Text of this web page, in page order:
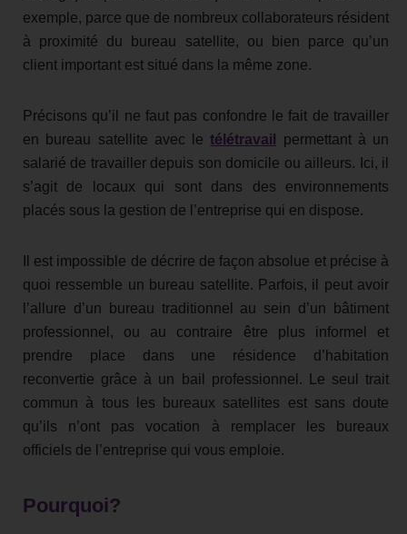
exemple, parce que de nombreux collaborateurs résident
à proximité du bureau satellite, ou bien parce qu’un
client important est situé dans la même zone.
Précisons qu’il ne faut pas confondre le fait de travailler
en bureau satellite avec letélétravail
permettant à un
salarié de travailler depuis son domicile ou ailleurs. Ici, il
s’agit de locaux qui sont dans des environnements
placés sous la gestion de l’entreprise qui en dispose.
Il est impossible de décrire de façon absolue et précise à
quoi ressemble un bureau satellite. Parfois, il peut avoir
l’allure d’un bureau traditionnel au sein d’un bâtiment
professionnel, ou au contraire être plus informel et
prendre place dans une résidence d’habitation
reconvertie grâce à un bail professionnel. Le seul trait
commun à tous les bureaux satellites est sans doute
qu’ils n’ont pas vocation à remplacer les bureaux
officiels de l’entreprise qui vous emploie.
Pourquoi?